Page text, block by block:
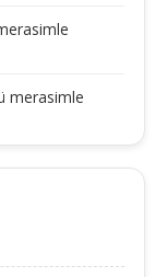
merasimle